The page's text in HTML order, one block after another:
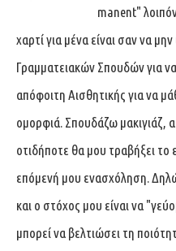
manent"
χαρτί για μένα είναι σαν να
Γραμματειακών Σπουδών για
απόφοιτη Αισθητικής για να
ομορφιά. Σπουδάζω μακιγιάζ,
οτιδήποτε θα μου τραβήξει το
επόμενή μου ενασχόληση.
και ο στόχος μου είναι να
μπορεί να βελτιώσει τη